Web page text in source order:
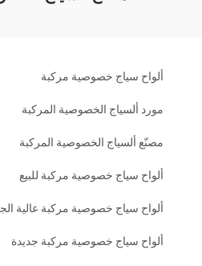
ألواح سياج خصوصية مركبة
مورد ألسياج الخصوصية المركبة
مصنّع ألسياج الخصوصية المركبة
ألواح سياج خصوصية مركبة للبيع
ألواح سياج خصوصية مركبة عالية
ألواح سياج خصوصية مركبة جديدة